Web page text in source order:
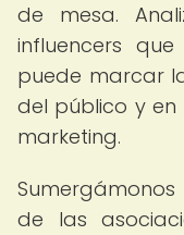
de mesa.
influencers
puede marcar
del público y
marketing.
de las